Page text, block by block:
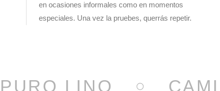
en ocasiones informales como en momentos
especiales. Una vez la pruebes, querrás repetir.
PURO LINO